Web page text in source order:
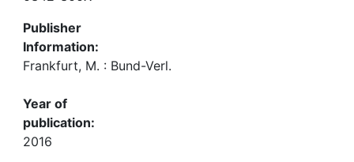
Publisher
Information:
Frankfurt, M. : Bund-Verl.
Year of
publication:
2016